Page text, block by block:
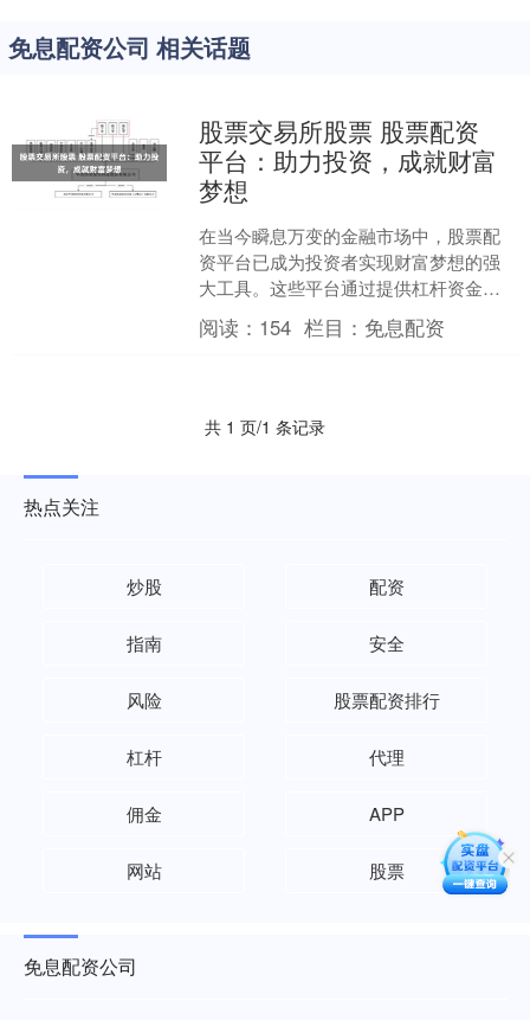
免息配资公司 相关话题
股票交易所股票 股票配资
平台：助力投资，成就财富
梦想
在当今瞬息万变的金融市场中，股票配
资平台已成为投资者实现财富梦想的强
大工具。这些平台通过提供杠杆资金，
使投资者能够放大其投资潜力股票交易
所股票，从而获得更高的回....
阅读： 154 栏目： 免息配资
共 1 页/1 条记录
热点关注
炒股 配资
指南 安全
风险 股票配资排行
杠杆 代理
佣金 APP
网站 股票
免息配资公司